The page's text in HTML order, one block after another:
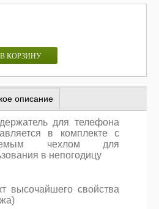
В КОРЗИНУ
описание
для телефона
в комплекте с
чехлом для
в непогодицу
высочайшего свойства